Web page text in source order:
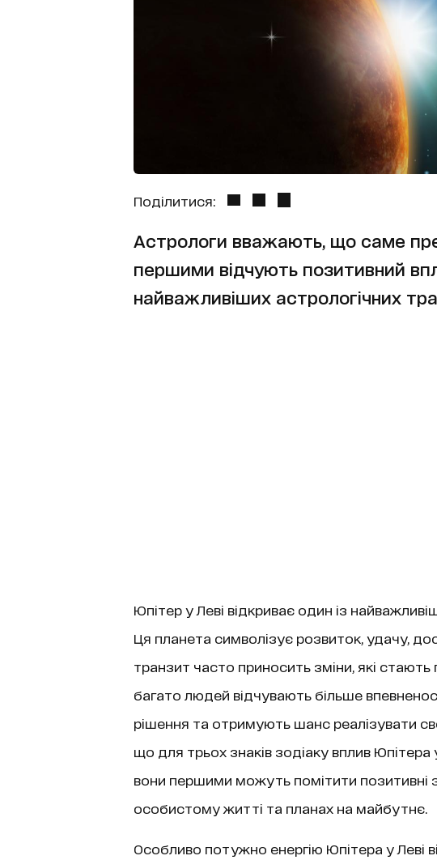
Поділитися:
Астрологи вважають, що саме
першими відчують позитивний
найважливіших астрологічних
Юпітер у Леві відкриває один із
Ця планета символізує розвиток, удачу,
транзит часто приносить зміни, які
багато людей відчувають більше
рішення та отримують шанс реалізувати
що для трьох знаків зодіаку вплив
вони першими можуть помітити позитивні
особистому житті та планах на майбутнє.
Особливо потужно енергію Юпітера у Леві